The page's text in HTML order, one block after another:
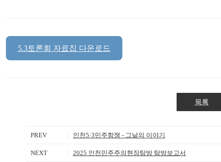
5.3토론회 자료집 다운로드
목록
PREV 인천5·3민주항쟁 - 그날의 이야기
NEXT 2025 인천민주주의현장탐방 탐방보고서